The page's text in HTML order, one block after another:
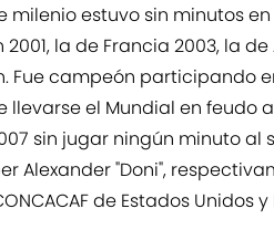
milenio estuvo sin minutos
la de Francia 2003, la
Fue campeón participando
el Mundial en feudo
sin jugar ningún minuto al
Alexander "Doni",
de Estados Unidos